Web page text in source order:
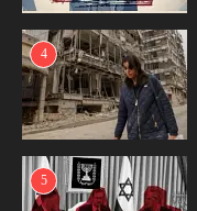
4
5